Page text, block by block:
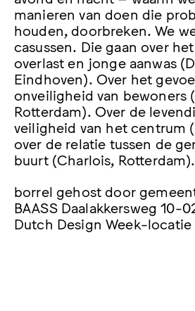
manieren van doen die
houden, doorbreken. We
casussen. Die gaan over
overlast en jonge aanwas
Eindhoven). Over het
onveiligheid van bewoners
Rotterdam). Over de
veiligheid van het centrum
over de relatie tussen de
buurt (Charlois, Rotterdam).
borrel gehost door
BAASS Daalakkersweg 10-
Dutch Design Week-locatie